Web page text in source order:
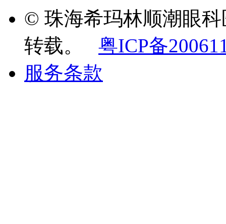
© 珠海希玛林顺潮眼
转载。
粤ICP备
服务条款